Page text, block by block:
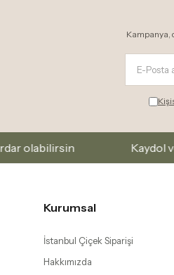
Kampanya,
Kaydol ve Firsatlari Kacirma
Kurumsal
İstanbul Çiçek Siparişi
Hakkımızda